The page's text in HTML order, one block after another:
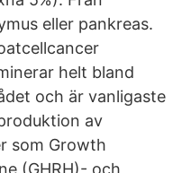
eller pankreas.
helt bland
och är vanligaste
av
som Growth
(GHRH)- och